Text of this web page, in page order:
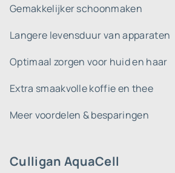
Culligan AquaCell
Gemakkelijker schoonmaken
Langere levensduur van apparaten
Optimaal zorgen voor huid en haar
Extra smaakvolle koffie en thee
Meer voordelen & besparingen